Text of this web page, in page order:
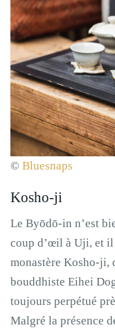
© Bluesnaps
Kosho-ji
Le Byōdō-in n’est
coup d’œil à Uji, et il
monastère Kosho-ji,
bouddhiste Eihei
toujours perpétué
Malgré la présence